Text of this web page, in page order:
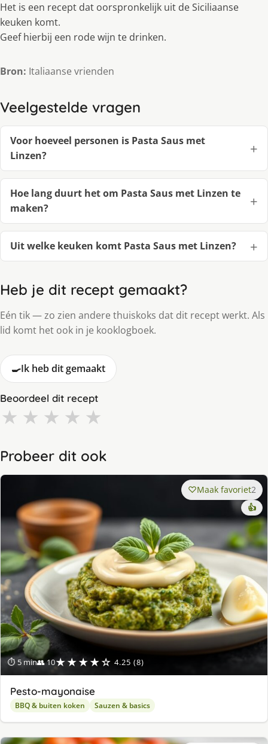
Het is een recept dat oorspronkelijk uit de Siciliaanse
keuken komt.
Geef hierbij een rode wijn te drinken.
Bron: Italiaanse vrienden
Veelgestelde vragen
Voor hoeveel personen is Pasta Saus met
Linzen?
Hoe lang duurt het om Pasta Saus met Linzen te
maken?
Uit welke keuken komt Pasta Saus met Linzen?
Heb je dit recept gemaakt?
Eén tik — zo zien andere thuiskoks dat dit recept werkt. Als
lid komt het ook in je kooklogboek.
🍳Ik heb dit gemaakt
Beoordeel dit recept
★ ★ ★ ★ ★
Probeer dit ook
⏱ 5 min👥 10★★★★☆ 4.25 (8)
Maak favoriet2
👍
Pesto-mayonaise
BBQ & buiten koken Sauzen & basics